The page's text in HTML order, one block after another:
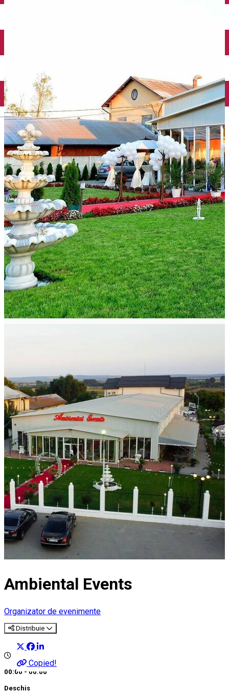
English
Ambiental Events
Organizator de evenimente
Distribuie
Copied!
00:00 - 00:00
Deschis